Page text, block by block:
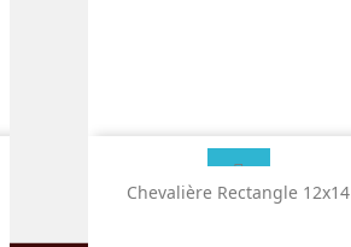
Chevalière Rectangle 12x14
Chevalière Tonneau 13,5x15